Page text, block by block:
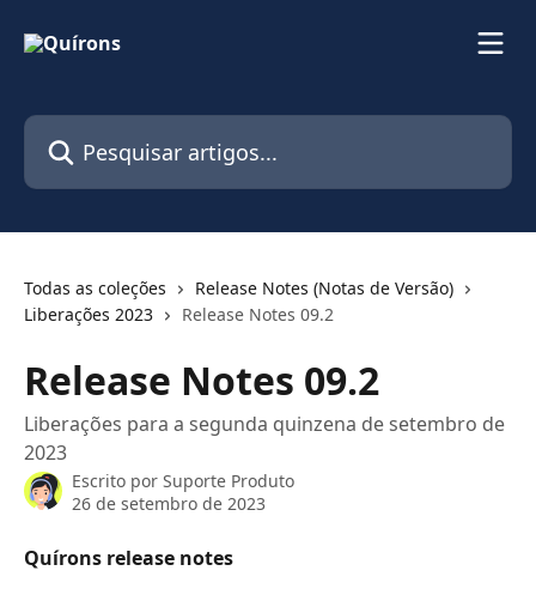
Pesquisar artigos...
Todas as coleções
Release Notes (Notas de Versão)
Liberações 2023
Release Notes 09.2
Release Notes 09.2
Liberações para a segunda quinzena de setembro de
2023
Escrito por Suporte Produto
26 de setembro de 2023
Quírons release notes